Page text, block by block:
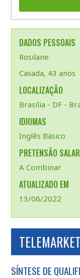
DADOS PESSOAIS
Rosilane
Casada, 43 anos
LOCALIZAÇÃO
Brasilia - DF -
IDIOMAS
Inglês Básico
PRETENSÃO
A Combinar
ATUALIZADO EM
13/06/2022
SÍNTESE DE